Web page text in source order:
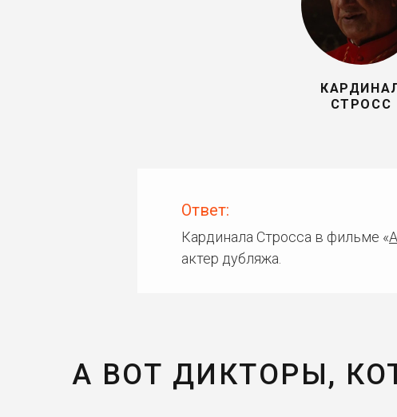
СТРОСС
Ответ:
Кардинала Стросса в фильме «
актер дубляжа.
А ВОТ ДИКТОРЫ,